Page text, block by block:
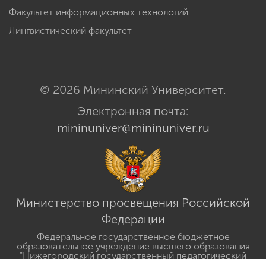
Факультет информационных технологий
Лингвистический факультет
© 2026 Мининский Университет.
Электронная почта:
mininuniver@mininuniver.ru
Министерство просвещения Российской
Федерации
Федеральное государственное бюджетное
образовательное учреждение высшего образования
"Нижегородский государственный педагогический